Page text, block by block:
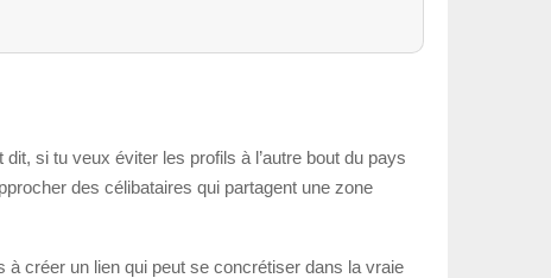
si tu veux éviter les profils à l’autre bout du pays
des célibataires qui partagent une zone
créer un lien qui peut se concrétiser dans la vraie